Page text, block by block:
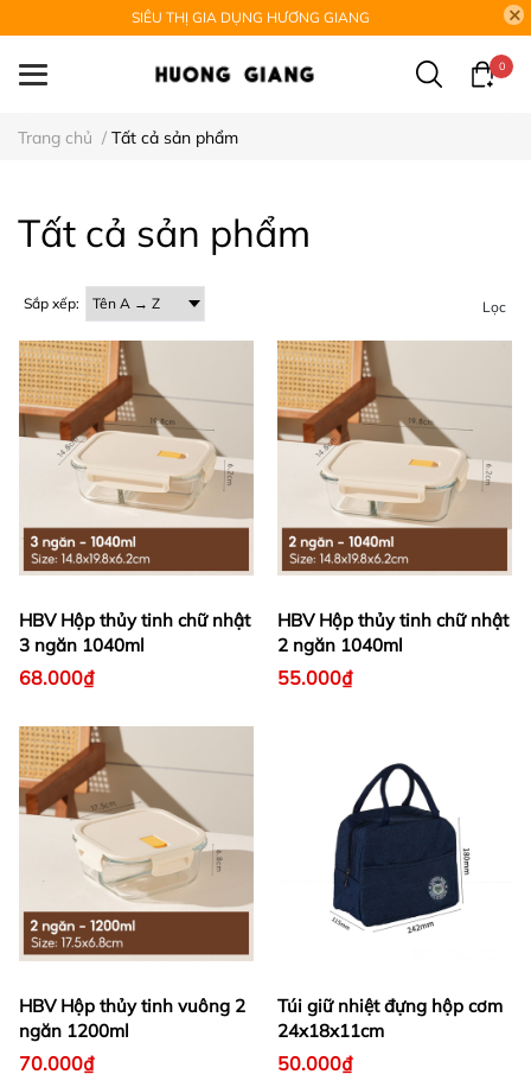
SIÊU THỊ GIA DỤNG HƯƠNG GIANG
0
Trang chủ / Tất cả sản phẩm
Tất cả sản phẩm
Sắp xếp: Lọc
HBV Hộp thủy tinh chữ nhật
3 ngăn 1040ml
68.000₫
HBV Hộp thủy tinh chữ nhật
2 ngăn 1040ml
55.000₫
HBV Hộp thủy tinh vuông 2
ngăn 1200ml
70.000₫
Túi giữ nhiệt đựng hộp cơm
24x18x11cm
50.000₫